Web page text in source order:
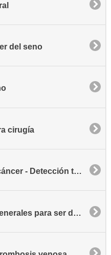
del seno
cirugía
Previniendo el cáncer - Detección temprana
Instrucciones generales para ser dado de alta